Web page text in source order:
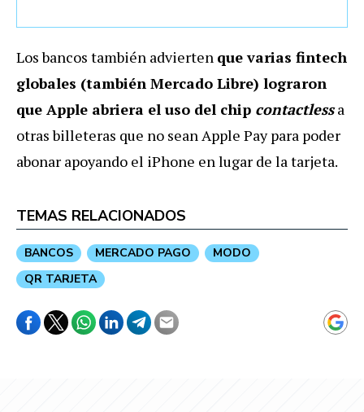
Los bancos también advierten que varias fintech
globales (también Mercado Libre) lograron
que Apple abriera el uso del chip contactless a
otras billeteras que no sean Apple Pay para poder
abonar apoyando el iPhone en lugar de la tarjeta.
TEMAS RELACIONADOS
BANCOS MERCADO PAGO
MODO
QR TARJETA